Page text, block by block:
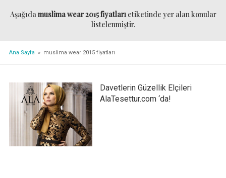
Aşağıdamuslima wear 2015 fiyatlarıetiketinde yer alan konular
listelenmiştir.
Ana Sayfa » muslima wear 2015 fiyatları
Davetlerin Güzellik Elçileri
AlaTesettur.com ‘da!